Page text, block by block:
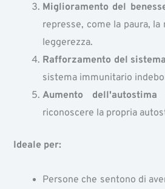
Miglioramento del
represse, come la paura,
leggerezza.
Rafforzamento del
sistema immunitario
Aumento dell'autostima
riconoscere la propria
Ideale per:
Persone che sentono di